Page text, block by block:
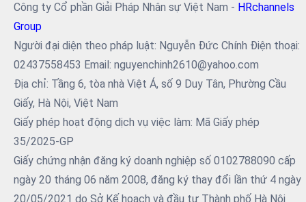
Công ty Cổ phần Giải Pháp Nhân sự Việt Nam - HRchannels
Group
Người đại diện theo pháp luật: Nguyễn Đức Chính Điện thoại:
02437558453 Email: nguyenchinh2610@yahoo.com
Địa chỉ: Tầng 6, tòa nhà Việt Á, số 9 Duy Tân, Phường Cầu
Giấy, Hà Nội, Việt Nam
Giấy phép hoạt động dịch vụ việc làm: Mã Giấy phép
35/2025-GP
Giấy chứng nhận đăng ký doanh nghiệp số 0102788090 cấp
ngày 20 tháng 06 năm 2008, đăng ký thay đổi lần thứ 4 ngày
20/05/2021 do Sở Kế hoạch và đầu tư Thành phố Hà Nội